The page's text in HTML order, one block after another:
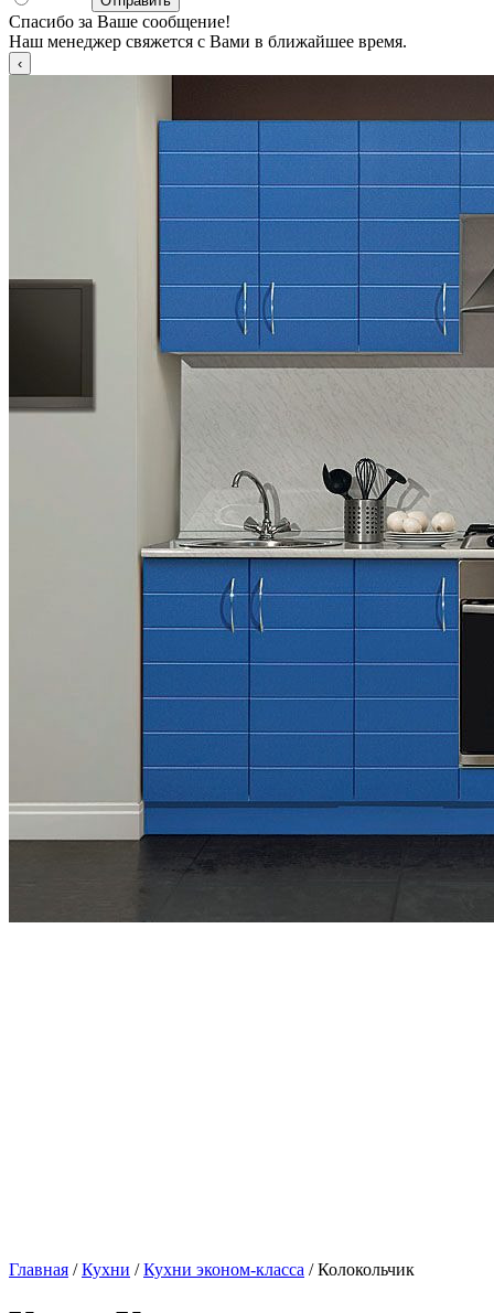
Спасибо за Ваше сообщение!
Наш менеджер свяжется с Вами в ближайшее время.
Главная /Кухни /Кухни эконом-класса / Колокольчик